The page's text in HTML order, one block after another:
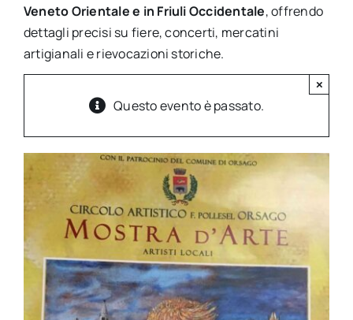
Veneto Orientale e in Friuli Occidentale, offrendo
dettagli precisi su fiere, concerti, mercatini
artigianali e rievocazioni storiche.
Questo evento è passato.
×